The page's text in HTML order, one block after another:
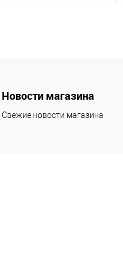
Новости магазина
Свежие новости магазина